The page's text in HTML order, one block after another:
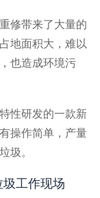
修带来了大量的
地面积大，难以
也造成环境污
性研发的一款新
操作简单，产量
圾。
工作现场